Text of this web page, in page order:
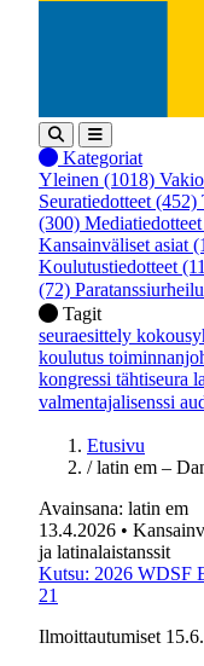
Kategoriat
Yleinen (1018)
Seuratiedotteet (452)
(300) Mediatiedotteet
Kansainväliset asiat
Koulutustiedotteet
(72) Paratanssiurheilu
Tagit
seuraesittely
koulutus
kongressi tähtiseura
valmentajalisenssi
Etusivu
/ latin em –
Avainsana: latin em
13.4.2026 •
ja latinalaistanssit
Kutsu: 2026 WDSF
21
Ilmoittautumiset